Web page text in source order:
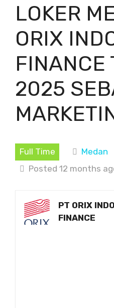
LOKER
ORIX
FINANCE
2025
Full Time
Medan
Posted 12 months
PT ORIX
FINANCE